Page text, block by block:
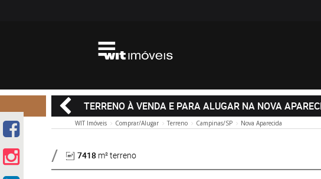
TERRENO À VENDA E PARA ALUGAR NA NOVA
WIT Imóveis Comprar/Alugar Terreno Campinas/SP Nova Aparecida
7418 m² terreno